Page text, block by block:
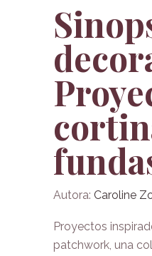
Autora: Caroline
Proyectos
patchwork, una